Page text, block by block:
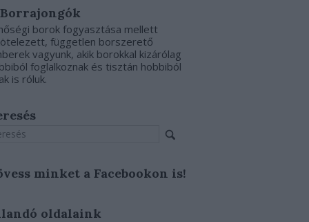
borok fogyasztása mellett
független borszerető
vagyunk, akik borokkal kizárólag
foglalkoznak és tisztán hobbiból
is róluk.
minket a Facebookon is!
oldalaink